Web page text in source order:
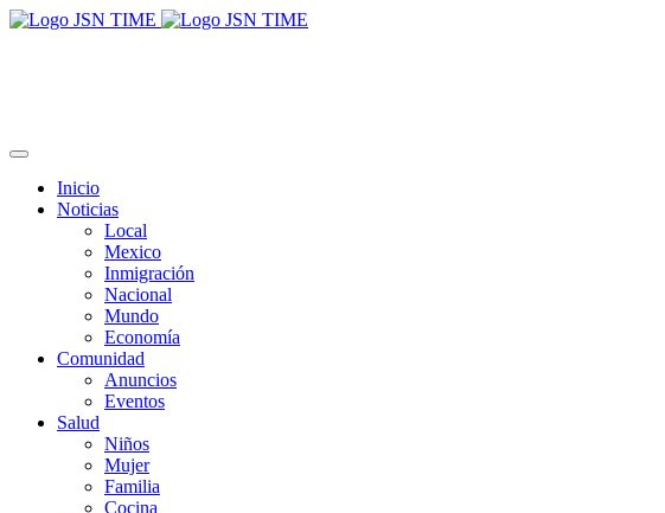
Inicio
Noticias
Local
Mexico
Inmigración
Nacional
Mundo
Economía
Comunidad
Anuncios
Eventos
Salud
Niños
Mujer
Familia
Cocina